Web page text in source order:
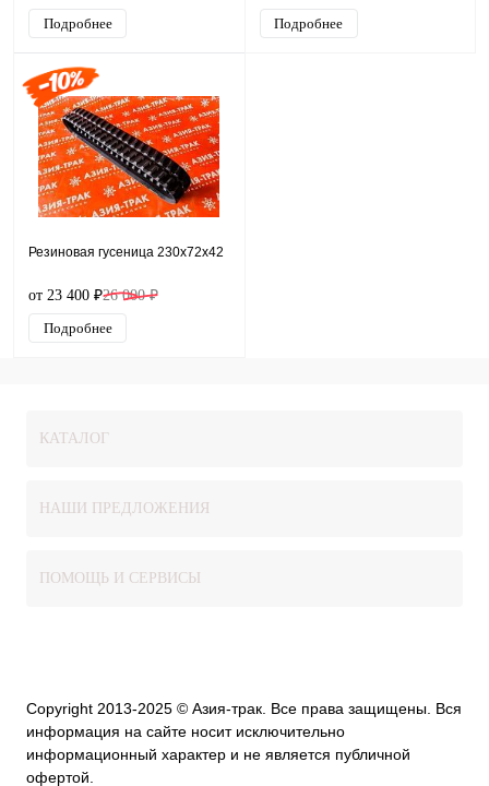
Подробнее
Подробнее
Резиновая гусеница 230x72x42
от 23 400 ₽26 000 ₽
Подробнее
КАТАЛОГ
НАШИ ПРЕДЛОЖЕНИЯ
ПОМОЩЬ И СЕРВИСЫ
Copyright 2013-2025 © Азия-трак. Все права защищены. Вся
информация на сайте носит исключительно
информационный характер и не является публичной
офертой.